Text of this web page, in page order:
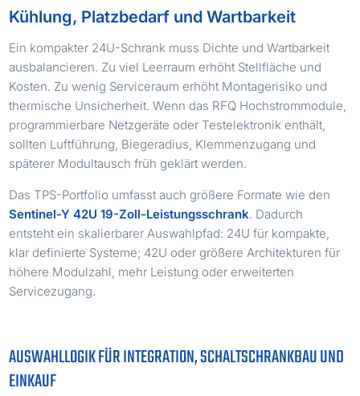
Kühlung, Platzbedarf und Wartbarkeit
Ein kompakter 24U-Schrank muss Dichte und Wartbarkeit
ausbalancieren. Zu viel Leerraum erhöht Stellfläche und
Kosten. Zu wenig Serviceraum erhöht Montagerisiko und
thermische Unsicherheit. Wenn das RFQ Hochstrommodule,
programmierbare Netzgeräte oder Testelektronik enthält,
sollten Luftführung, Biegeradius, Klemmenzugang und
späterer Modultausch früh geklärt werden.
Das TPS-Portfolio umfasst auch größere Formate wie den
Sentinel-Y 42U 19-Zoll-Leistungsschrank. Dadurch
entsteht ein skalierbarer Auswahlpfad: 24U für kompakte,
klar definierte Systeme; 42U oder größere Architekturen für
höhere Modulzahl, mehr Leistung oder erweiterten
Servicezugang.
AUSWAHLLOGIK FÜR INTEGRATION, SCHALTSCHRANKBAU UND
EINKAUF